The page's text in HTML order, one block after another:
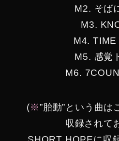
M2. そば
M3.
M4. TIME
M5. 感覚
M6.
(※”胎動”という曲は
収録されて